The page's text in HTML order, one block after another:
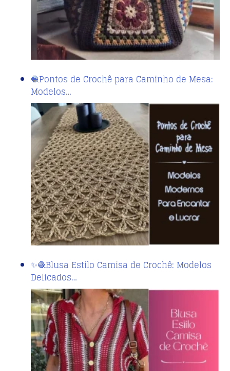
🧶Pontos de Crochê para Caminho de Mesa:
Modelos…
✨🧶Blusa Estilo Camisa de Crochê: Modelos
Delicados…